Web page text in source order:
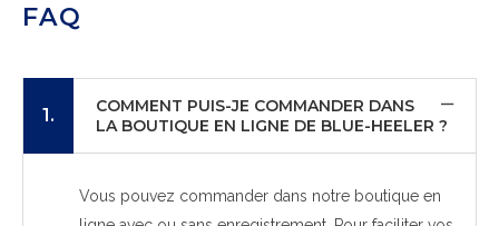
FAQ
1.
COMMENT PUIS-JE COMMANDER DANS
LA BOUTIQUE EN LIGNE DE BLUE-HEELER ?
Vous pouvez commander dans notre boutique en